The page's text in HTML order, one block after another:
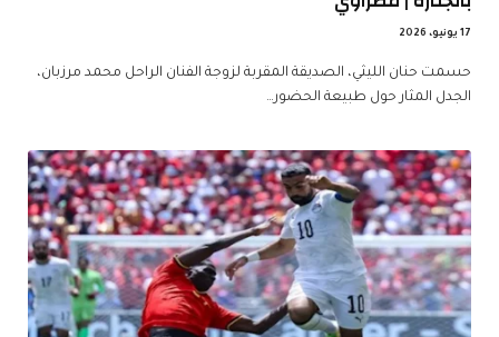
17 يونيو، 2026
حسمت حنان الليثي، الصديقة المقربة لزوجة الفنان الراحل محمد مرزبان،
الجدل المثار حول طبيعة الحضور…